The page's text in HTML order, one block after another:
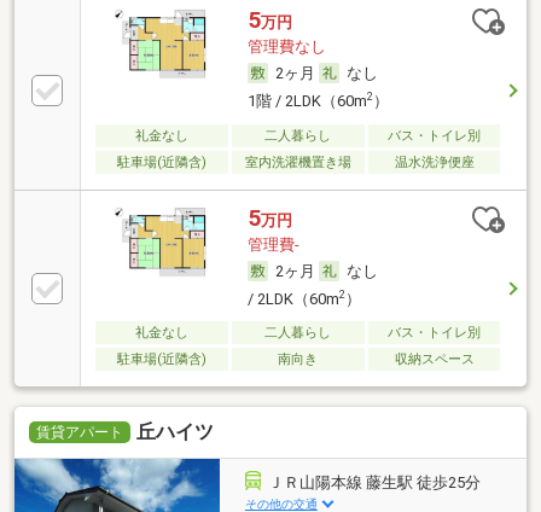
5万円
管理費なし
2ヶ月
なし
1階 / 2LDK（60m2）
礼金なし 二人暮らし
バス・トイレ別
駐車場(近隣含)
室内洗濯機置き場 温水洗浄便座
5万円
管理費-
2ヶ月
なし
/ 2LDK（60m2）
礼金なし 二人暮らし
バス・トイレ別
駐車場(近隣含)
南向き 収納スペース
賃貸アパート 丘ハイツ
ＪＲ山陽本線 藤生駅 徒歩25分
その他の交通